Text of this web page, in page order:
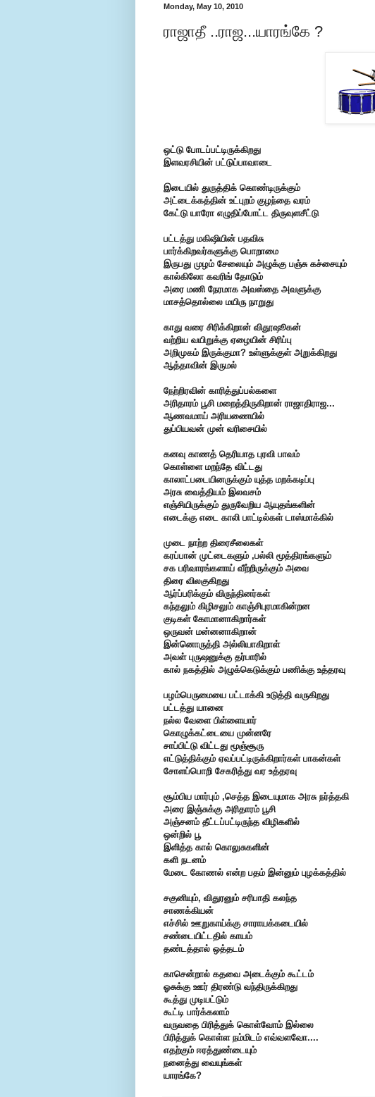
Monday, May 10, 2010
ராஜாதீ ..ராஜ...யாரங்கே ?
ஒட்டு போடப்பட்டிருக்கிறது
இளவரசியின் பட்டுப்பாவாடை
இடையில் துருத்திக் கொண்டிருக்கும்
அட்டைக்கத்தின் உட்புறம் குழந்தை வரம்
கேட்டு யாரோ எழுதிப்போட்ட திருவுளசீட்டு
பட்டத்து மகிஷியின் பதவிசு
பார்க்கிறவர்களுக்கு பொறாமை
இருபது முழம் சேலையும் அழுக்கு பஞ்சு கச்சையும்
கால்கிலோ கவரிங் தோடும்
அரை மணி நேரமாக அவஸ்தை அவளுக்கு
மாசத்தொல்லை மயிரு நாறுது
காது வரை சிரிக்கிறான் விதூஷூகன்
வற்றிய வயிறுக்கு ஏழையின் சிரிப்பு
அறிமுகம் இருக்குமா? உள்ளுக்குள் அறுக்கிறது
ஆத்தாவின் இருமல்
நேற்றிரவின் காரித்துப்பல்களை
அரிதாரம் பூசி மறைத்திருகிறான் ராஜாதிராஜ...
ஆணவமாய் அரியணையில்
துப்பியவன் முன் வரிசையில்
கனவு காணத் தெரியாத புரவி பாவம்
கொள்ளை மறந்தே விட்டது
காலாட்படையினருக்கும் யுத்த மறக்கடிப்பு
அரசு வைத்தியம் இலவசம்
எஞ்சியிருக்கும் துருவேறிய ஆயுதங்களின்
எடைக்கு எடை காலி பாட்டில்கள் டாஸ்மாக்கில்
முடை நாற்ற திரைசீலைகள்
கரப்பான் முட்டைகளும் ,பல்லி மூத்திரங்களும்
சக பரிவாரங்களாய் வீற்றிருக்கும் அவை
திரை விலகுகிறது
ஆர்ப்பரிக்கும் விருந்தினர்கள்
கந்தலும் கிழிசலும் காஞ்சிபுரமாகின்றன
குடிகள் கோமானாகிறார்கள்
ஒருவன் மன்னனாகிறான்
இன்னொருத்தி அல்லியாகிறாள்
அவள் புருஷனுக்குதர்பாரில்
கால் நகத்தில் அழுக்கெடுக்கும் பணிக்கு உத்தரவு
பழம்பெருமையை பட்டாக்கி உடுத்தி வருகிறது
பட்டத்து யானை
நல்ல வேளை பிள்ளையார்
கொழுக்கட்டையை முன்னரே
சாப்பிட்டு விட்டது மூஞ்சூரு
எட்டுத்திக்கும் ஏவப்பட்டிருக்கிறார்கள் பாகன்கள்
சோளப்பொறி சேகரித்து வர உத்தரவு
சூம்பிய மார்பும் ,செத்த இடையுமாக அரசு நர்த்தகி
அரை இஞ்சுக்கு அரிதாரம் பூசி
அஞ்சனம் தீட்டப்பட்டிருந்த விழிகளில்
ஒன்றில் பூ
இளித்த கால் கொலுசுகளின்
களி நடனம்
மேடை கோணல் என்ற பதம் இன்னும் புழக்கத்தில்
சகுனியும், விதுரனும் சரிபாதி கலந்த
சாணக்கியன்
எச்சில் ஊறுகாய்க்கு சாராயக்கடையில்
சண்டையிட்டதில் காயம்
தண்டத்தால் ஒத்தடம்
காசென்றால் கதவை அடைக்கும் கூட்டம்
ஓசுக்கு ஊர் திரண்டு வந்திருக்கிறது
கூத்து முடியட்டும்
கூட்டி பார்க்கலாம்
வருவதை பிரித்துக் கொள்வோம் இல்லை
பிரித்துக் கொள்ள நம்மிடம் எவ்வளவோ....
எதற்கும் ஈரத்துண்டையும்
நனைத்து வையுங்கள்
யாரங்கே?